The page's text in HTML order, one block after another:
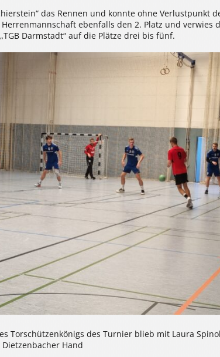
das Rennen und konnte ohne Verlustpunkt
Herrenmannschaft ebenfalls den 2. Platz und verwies
Darmstadt“ auf die Plätze drei bis fünf.
Torschützenkönigs des Turnier blieb mit Laura
Hand